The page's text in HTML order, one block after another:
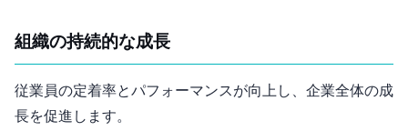
組織の持続的な成長
従業員の定着率とパフォーマンスが向上し、企業全体の成
長を促進します。